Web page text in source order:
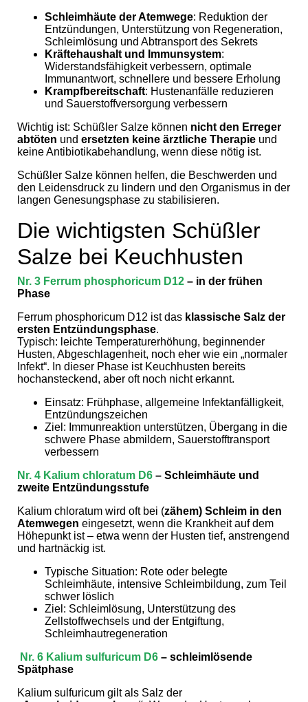
Schleimhäute der Atemwege: Reduktion der
Entzündungen, Unterstützung von Regeneration,
Schleimlösung und Abtransport des Sekrets
Kräftehaushalt und Immunsystem:
Widerstandsfähigkeit verbessern, optimale
Immunantwort, schnellere und bessere Erholung
Krampfbereitschaft: Hustenanfälle reduzieren
und Sauerstoffversorgung verbessern
Wichtig ist: Schüßler Salze können nicht den Erreger
abtöten und ersetzten keine ärztliche Therapie und
keine Antibiotikabehandlung, wenn diese nötig ist.
Schüßler Salze können helfen, die Beschwerden und
den Leidensdruck zu lindern und den Organismus in der
langen Genesungsphase zu stabilisieren.
Die wichtigsten Schüßler
Salze bei Keuchhusten
Nr. 3 Ferrum phosphoricum D12 – in der frühen
Phase
Ferrum phosphoricum D12 ist das klassische Salz der
ersten Entzündungsphase.
Typisch: leichte Temperaturerhöhung, beginnender
Husten, Abgeschlagenheit, noch eher wie ein „normaler
Infekt“. In dieser Phase ist Keuchhusten bereits
hochansteckend, aber oft noch nicht erkannt.
Einsatz: Frühphase, allgemeine Infektanfälligkeit,
Entzündungszeichen
Ziel: Immunreaktion unterstützen, Übergang in die
schwere Phase abmildern, Sauerstofftransport
verbessern
Nr. 4 Kalium chloratum D6 – Schleimhäute und
zweite Entzündungsstufe
Kalium chloratum wird oft bei (zähem) Schleim in den
Atemwegen eingesetzt, wenn die Krankheit auf dem
Höhepunkt ist – etwa wenn der Husten tief, anstrengend
und hartnäckig ist.
Typische Situation: Rote oder belegte
Schleimhäute, intensive Schleimbildung, zum Teil
schwer löslich
Ziel: Schleimlösung, Unterstützung des
Zellstoffwechsels und der Entgiftung,
Schleimhautregeneration
Nr. 6 Kalium sulfuricum D6 – schleiml ösende
Spätphase
Kalium sulfuricum gilt als Salz der